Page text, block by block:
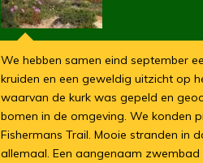
We hebben samen eind september
kruiden en een geweldig uitzicht op
waarvan de kurk was gepeld en
bomen in de omgeving. We konden
Fishermans Trail. Mooie stranden in
allemaal. Een aangenaam